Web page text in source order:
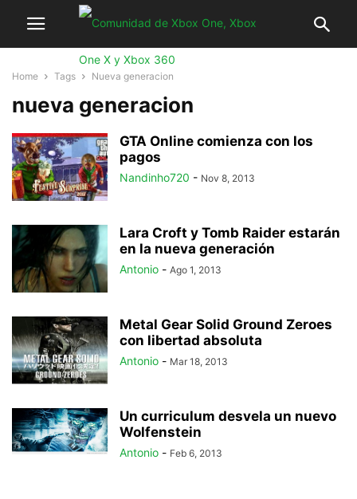
Home Tags Nueva generacion
nueva generacion
GTA Online comienza con los
pagos
Nandinho720 - Nov 8, 2013
Lara Croft y Tomb Raider estarán
en la nueva generación
Antonio - Ago 1, 2013
Metal Gear Solid Ground Zeroes
con libertad absoluta
Antonio - Mar 18, 2013
Un curriculum desvela un nuevo
Wolfenstein
Antonio - Feb 6, 2013